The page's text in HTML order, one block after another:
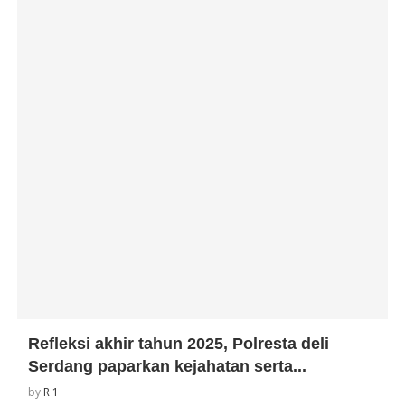
Refleksi akhir tahun 2025, Polresta deli
Serdang paparkan kejahatan serta...
by R 1